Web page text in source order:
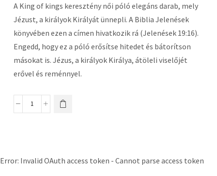
A King of kings keresztény női póló elegáns darab, mely
Jézust, a királyok Királyát ünnepli. A Biblia Jelenések
könyvében ezen a címen hivatkozik rá (Jelenések 19:16).
Engedd, hogy ez a póló erősítse hitedet és bátorítson
másokat is. Jézus, a királyok Királya, átöleli viselőjét
erővel és reménnyel.
Error: Invalid OAuth access token - Cannot parse access token